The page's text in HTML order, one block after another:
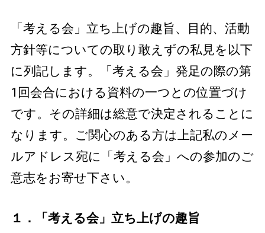
「考える会」立ち上げの趣旨、目的、活動
方針等についての取り敢えずの私見を以下
に列記します。「考える会」発足の際の第
1回会合における資料の一つとの位置づけ
です。その詳細は総意で決定されることに
なります。ご関心のある方は上記私のメー
ルアドレス宛に「考える会」への参加のご
意志をお寄せ下さい。
１．「考える会」立ち上げの趣旨